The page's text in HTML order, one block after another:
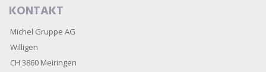
KONTAKT
Michel Gruppe AG
Willigen
CH 3860 Meiringen